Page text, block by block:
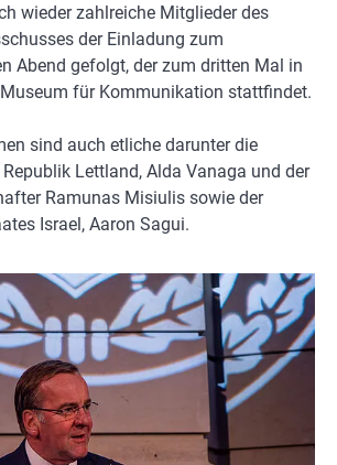
wieder zahlreiche Mitglieder des
der Einladung zum
Abend gefolgt, der zum dritten Mal in
für Kommunikation stattfindet.
sind auch etliche darunter die
Lettland, Alda Vanaga und der
Ramunas Misiulis sowie der
Israel, Aaron Sagui.